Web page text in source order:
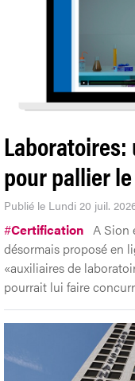
pour pallier
Publié le Lundi 20 juil.
#Certification A Sion
désormais proposé en
«auxiliaires de
pourrait lui faire